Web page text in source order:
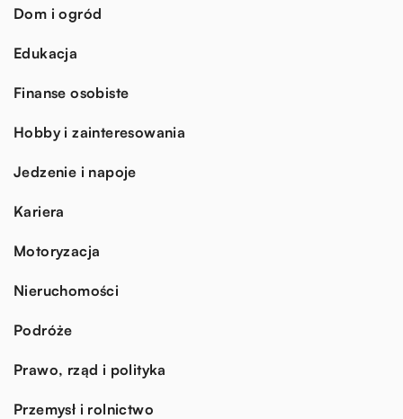
Dom i ogród
Edukacja
Finanse osobiste
Hobby i zainteresowania
Jedzenie i napoje
Kariera
Motoryzacja
Nieruchomości
Podróże
Prawo, rząd i polityka
Przemysł i rolnictwo